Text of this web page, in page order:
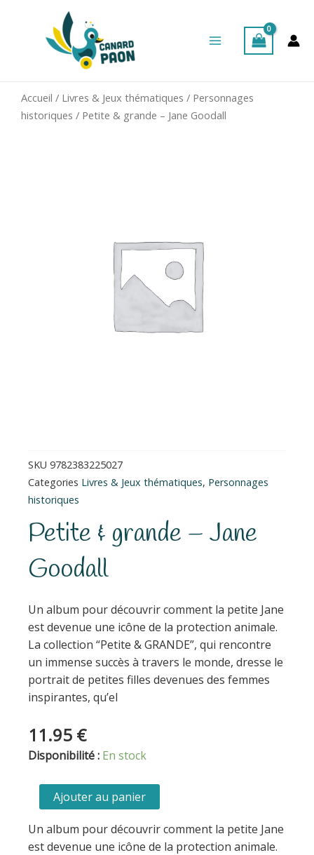
Menu
Accueil / Livres & Jeux thématiques / Personnages
historiques / Petite & grande – Jane Goodall
SKU 9782383225027
Categories Livres & Jeux thématiques, Personnages
historiques
Petite & grande – Jane
Goodall
Un album pour découvrir comment la petite Jane
est devenue une icône de la protection animale.
La collection “Petite & GRANDE”, qui rencontre
un immense succès à travers le monde, dresse le
portrait de petites filles devenues des femmes
inspirantes, qu’el
11.95 €
Disponibilité : En stock
quantité
Petite
grande
-
Ajouter au panier
Un album pour découvrir comment la petite Jane
est devenue une icône de la protection animale.